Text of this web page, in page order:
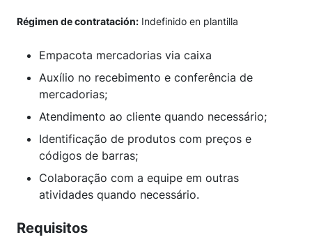
Régimen de contratación: Indefinido en plantilla
Empacota mercadorias via caixa
Auxílio no recebimento e conferência de
mercadorias;
Atendimento ao cliente quando necessário;
Identificação de produtos com preços e
códigos de barras;
Colaboração com a equipe em outras
atividades quando necessário.
Requisitos